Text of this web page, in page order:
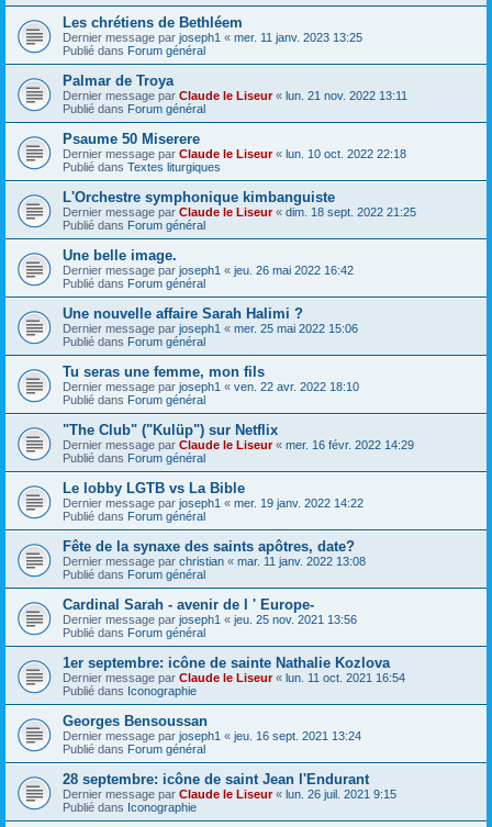
Les chrétiens de Bethléem
Dernier message par joseph1 « mer. 11 janv. 2023 13:25
Publié dans Forum général
Palmar de Troya
Dernier message par Claude le Liseur« lun. 21 nov. 2022 13:11
Publié dans Forum général
Psaume 50 Miserere
Dernier message par Claude le Liseur« lun. 10 oct. 2022 22:18
Publié dans Textes liturgiques
L'Orchestre symphonique kimbanguiste
Dernier message par Claude le Liseur« dim. 18 sept. 2022 21:25
Publié dans Forum général
Une belle image.
Dernier message par joseph1 « jeu. 26 mai 2022 16:42
Publié dans Forum général
Une nouvelle affaire Sarah Halimi ?
Dernier message par joseph1 « mer. 25 mai 2022 15:06
Publié dans Forum général
Tu seras une femme, mon fils
Dernier message par joseph1 « ven. 22 avr. 2022 18:10
Publié dans Forum général
"The Club" ("Kulüp") sur Netflix
Dernier message par Claude le Liseur« mer. 16 févr. 2022 14:29
Publié dans Forum général
Le lobby LGTB vs La Bible
Dernier message par joseph1 « mer. 19 janv. 2022 14:22
Publié dans Forum général
Fête de la synaxe des saints apôtres, date?
Dernier message par christian « mar. 11 janv. 2022 13:08
Publié dans Forum général
Cardinal Sarah - avenir de l ' Europe-
Dernier message par joseph1 « jeu. 25 nov. 2021 13:56
Publié dans Forum général
1er septembre: icône de sainte Nathalie Kozlova
Dernier message par Claude le Liseur« lun. 11 oct. 2021 16:54
Publié dans Iconographie
Georges Bensoussan
Dernier message par joseph1 « jeu. 16 sept. 2021 13:24
Publié dans Forum général
28 septembre: icône de saint Jean l'Endurant
Dernier message par Claude le Liseur« lun. 26 juil. 2021 9:15
Publié dans Iconographie